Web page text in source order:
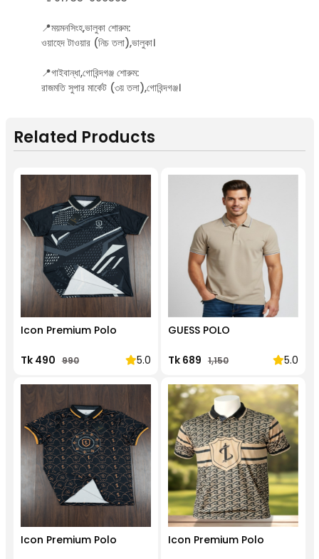
📍ময়মনসিংহ,ভালুকা শোরুম:
ওয়াহেদ টাওয়ার (নিচ তলা),ভালুকা।
📍গাইবান্ধা,গোবিন্দগঞ্জ শোরুম:
রাজমতি সুপার মার্কেট (৩য় তলা),গোবিন্দগঞ্জ।
Related Products
Icon Premium Polo
Tk 490 990 5.0
GUESS POLO
Tk 689 1,150 5.0
Icon Premium Polo Icon Premium Polo